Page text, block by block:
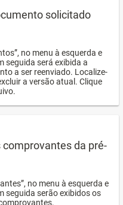
solicitado
no menu à esquerda e
seguida será exibida a
a ser reenviado. Localize-
a versão atual. Clique
da pré-
no menu à esquerda e
seguida serão exibidos os